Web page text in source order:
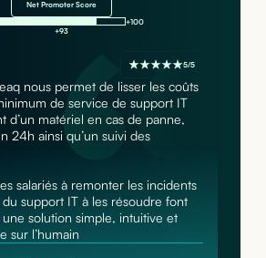
Net Promoter Score
+100
+93
5/5
nous permet de lisser les coûts
de service de support IT
d’un matériel en cas de panne,
24h ainsi qu’un suivi des
salariés à remonter les incidents
support IT à les résoudre font
solution simple, intuitive et
sur l’humain